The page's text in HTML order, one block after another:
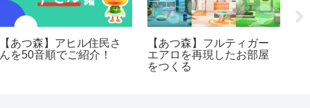
【あつ森】アヒル住民さ
んを50音順でご紹介！
【あつ森】フルティガー
エアロを再現したお部屋
をつくる